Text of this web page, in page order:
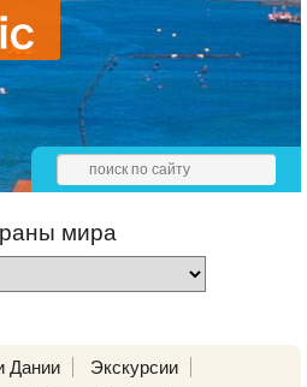
мира
Дании
Экскурсии